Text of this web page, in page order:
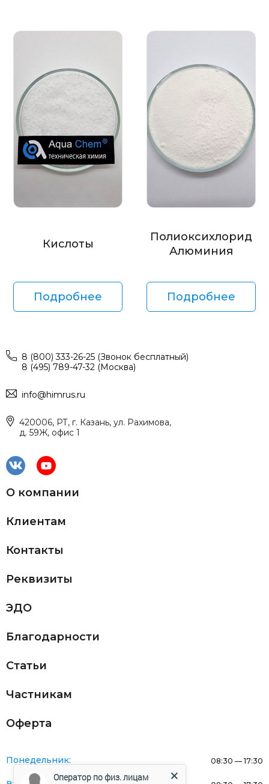
Кислоты
Подробнее
Полиоксихлорид
Алюминия
Подробнее
8 (800) 333-26-25 (Звонок бесплатный)
8 (495) 789-47-32 (Москва)
info@himrus.ru
420006, РТ, г. Казань, ул. Рахимова,
д. 59Ж, офис 1
О компании
Клиентам
Контакты
Реквизиты
ЭДО
Благодарности
Статьи
Частникам
Оферта
Понедельник: 08:30 — 17:30
Оператор по физ. лицам